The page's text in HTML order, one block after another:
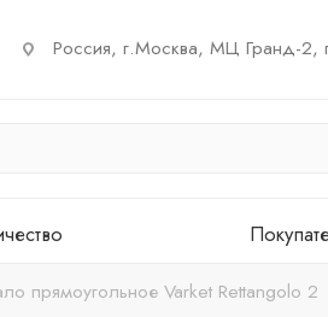
Россия, г.Москва, МЦ Гранд-2,
прямоугольное Varket Rettangolo 2